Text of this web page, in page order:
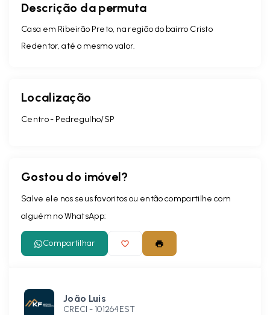
Descrição da permuta
Casa em Ribeirão Preto, na região do bairro Cristo
Redentor, até o mesmo valor.
Localização
Centro - Pedregulho/SP
Gostou do imóvel?
Salve ele nos seus favoritos ou então compartilhe com
alguém no WhatsApp:
Compartilhar
João Luis
CRECI - 101264EST